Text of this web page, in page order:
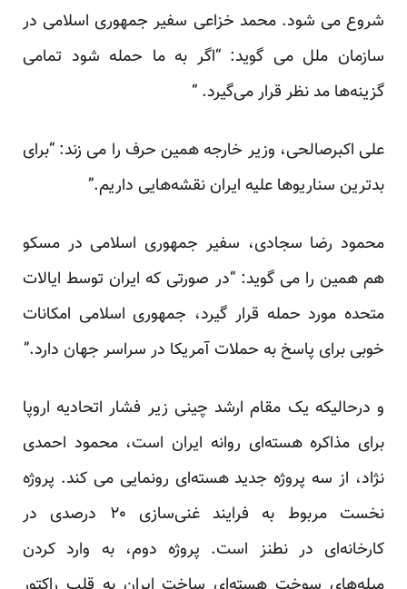
شروع می شود. محمد خزاعی سفیر جمهوری اسلامی در
سازمان ملل می گوید: “اگر به ما حمله شود تمامی
گزینه‌ها مد نظر قرار می‌گیرد. “
علی اکبرصالحی، وزیر خارجه همین حرف را می زند: “برای
بدترین سناریوها علیه ایران نقشه‌هایی داریم.”
محمود رضا سجادی، سفیر جمهوری اسلامی در مسکو
هم همین را می گوید: “در صورتی که ایران توسط ایالات
متحده مورد حمله قرار گیرد، جمهوری اسلامی امکانات
خوبی برای پاسخ به حملات آمریکا در سراسر جهان دارد.”
و درحالیکه یک مقام ارشد چینی زیر فشار اتحادیه اروپا
برای مذاکره هسته‌ای روانه ایران است، محمود احمدی
نژاد، از سه پروژه جدید هسته‌ای رونمایی می کند. پروژه
نخست مربوط به فرایند غنی‌سازی ۲۰ درصدی در
کارخانه‌ای در نطنز است. پروژه دوم، به وارد کردن